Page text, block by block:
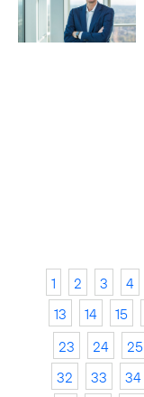
1 2 3 4
13
14 15
23
24 25
32
33 34